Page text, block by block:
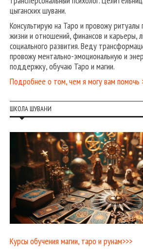
цыганских шувани.
Консультирую на Таро и провожу
жизни и отношений, финансов и карьеры,
социального развития. Веду
провожу ментально-эмоциональную и
поддержку, обучаю Таро и магии.
Подробнее о том, чем я могу вам помочь
ШКОЛА ШУВАНИ
Курсы обучения магии, таро и рунам>>>